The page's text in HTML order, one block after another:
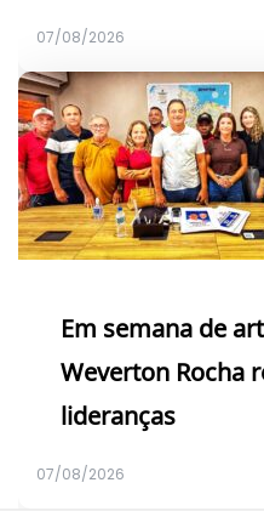
07/08/2026
Em semana de
Weverton Rocha
lideranças
07/08/2026